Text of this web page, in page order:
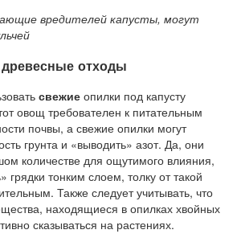
вредителей капусты, могут
отходы
свежие опилки под капусту
овощ требователен к питательным
почвы, а свежие опилки могут
грунта и «выводить» азот. Да, они
количестве для ощутимого влияния,
грядки тонким слоем, толку от такой
Также следует учитывать, что
находящиеся в опилках хвойных
сказываться на растениях.